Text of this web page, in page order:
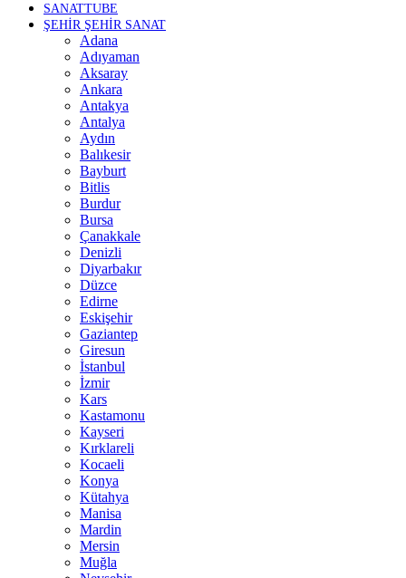
SANATTUBE
ŞEHİR ŞEHİR SANAT
Adana
Adıyaman
Aksaray
Ankara
Antakya
Antalya
Aydın
Balıkesir
Bayburt
Bitlis
Burdur
Bursa
Çanakkale
Denizli
Diyarbakır
Düzce
Edirne
Eskişehir
Gaziantep
Giresun
İstanbul
İzmir
Kars
Kastamonu
Kayseri
Kırklareli
Kocaeli
Konya
Kütahya
Manisa
Mardin
Mersin
Muğla